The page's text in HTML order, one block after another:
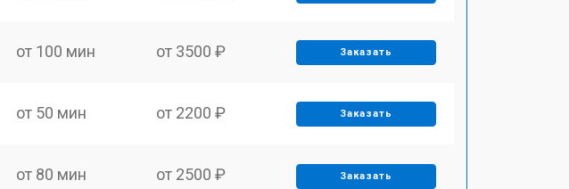
от 100 мин от 3500 ₽ Заказать
от 50 мин от 2200 ₽ Заказать
от 80 мин от 2500 ₽ Заказать